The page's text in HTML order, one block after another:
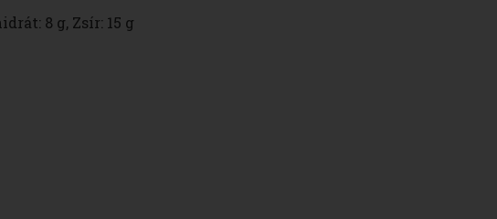
8 g, Zsír: 15 g